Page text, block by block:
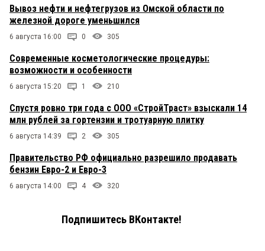
Вывоз нефти и нефтегрузов из Омской области по
железной дороге уменьшился
6 августа 16:00 0 305
Современные косметологические процедуры:
возможности и особенности
6 августа 15:20 1 210
Спустя ровно три года с ООО «СтройТраст» взыскали 14
млн рублей за гортензии и тротуарную плитку
6 августа 14:39 2 305
Правительство РФ официально разрешило продавать
бензин Евро-2 и Евро-3
6 августа 14:00 4 320
Подпишитесь ВКонтакте!